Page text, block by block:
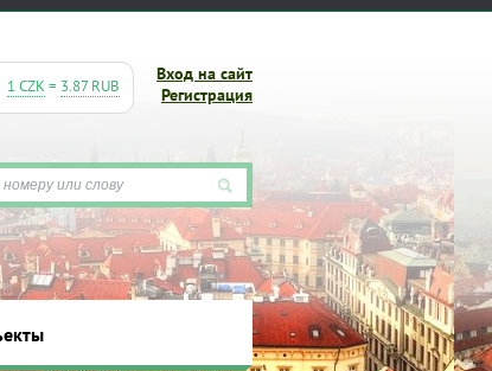
Вход на сайт
Регистрация
1 CZK= 3.87 RUB